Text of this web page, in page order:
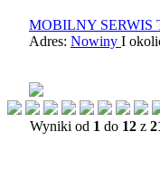
MOBILNY SERWIS
Adres: Nowiny I
Wyniki od 1 do 12 z